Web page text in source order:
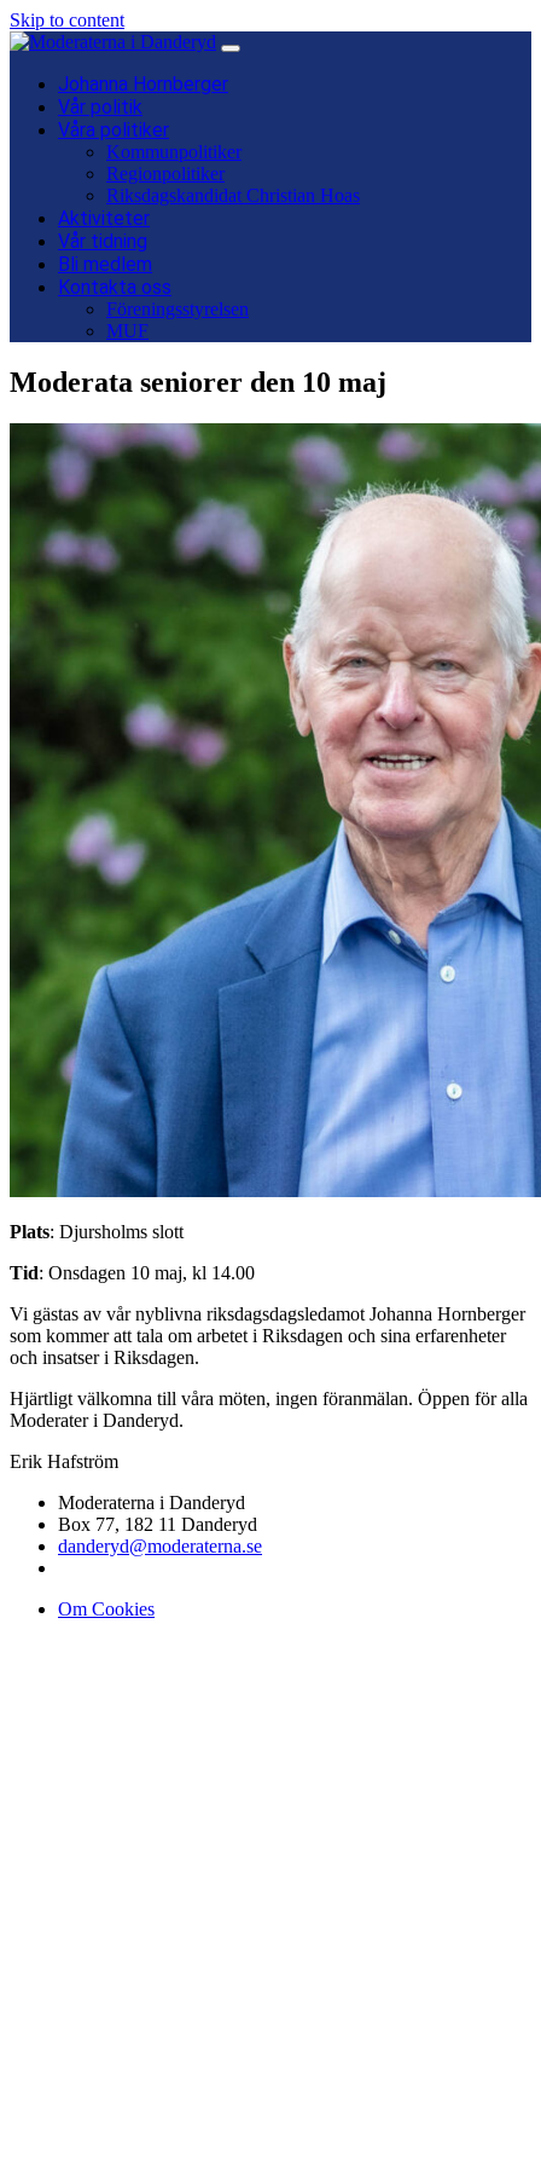
Skip to content
Main
Navigation
Johanna Hornberger
Vår politik
Våra politiker
Kommunpolitiker
Regionpolitiker
Riksdagskandidat Christian Hoas
Aktiviteter
Vår tidning
Bli medlem
Kontakta oss
Föreningsstyrelsen
MUF
Moderata seniorer den 10 maj
Plats: Djursholms slott
Tid: Onsdagen 10 maj, kl 14.00
Vi gästas av vår nyblivna riksdagsdagsledamot Johanna Hornberger
som kommer att tala om arbetet i Riksdagen och sina erfarenheter
och insatser i Riksdagen.
Hjärtligt välkomna till våra möten, ingen föranmälan. Öppen för alla
Moderater i Danderyd.
Erik Hafström
Moderaterna i Danderyd
Box 77, 182 11 Danderyd
danderyd@moderaterna.se
Om Cookies